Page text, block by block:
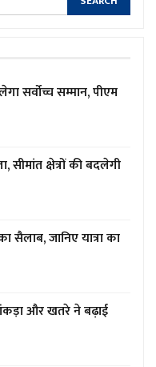
सर्वोच्च सम्मान, पीएम
क्षेत्रों की बदलेगी
सैलाब, जानिए यात्रा का
और खतरे ने बढ़ाई